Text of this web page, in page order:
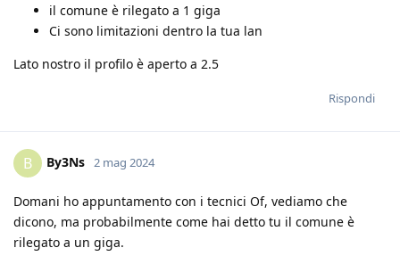
il comune è rilegato a 1 giga
Ci sono limitazioni dentro la tua lan
Lato nostro il profilo è aperto a 2.5
Rispondi
B By3Ns 2 mag 2024
Domani ho appuntamento con i tecnici Of, vediamo che
dicono, ma probabilmente come hai detto tu il comune è
rilegato a un giga.